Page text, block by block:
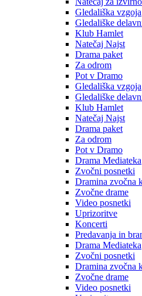
Gledališka vzgoja
Gledališke
Klub Hamlet
Natečaj Najst
Drama paket
Za odrom
Pot v Dramo
Gledališka vzgoja
Gledališke
Klub Hamlet
Natečaj Najst
Drama paket
Za odrom
Pot v Dramo
Drama Mediateka
Zvočni posnetki
Dramina zvočna
Zvočne drame
Video posnetki
Uprizoritve
Koncerti
Predavanja in
Drama Mediateka
Zvočni posnetki
Dramina zvočna
Zvočne drame
Video posnetki